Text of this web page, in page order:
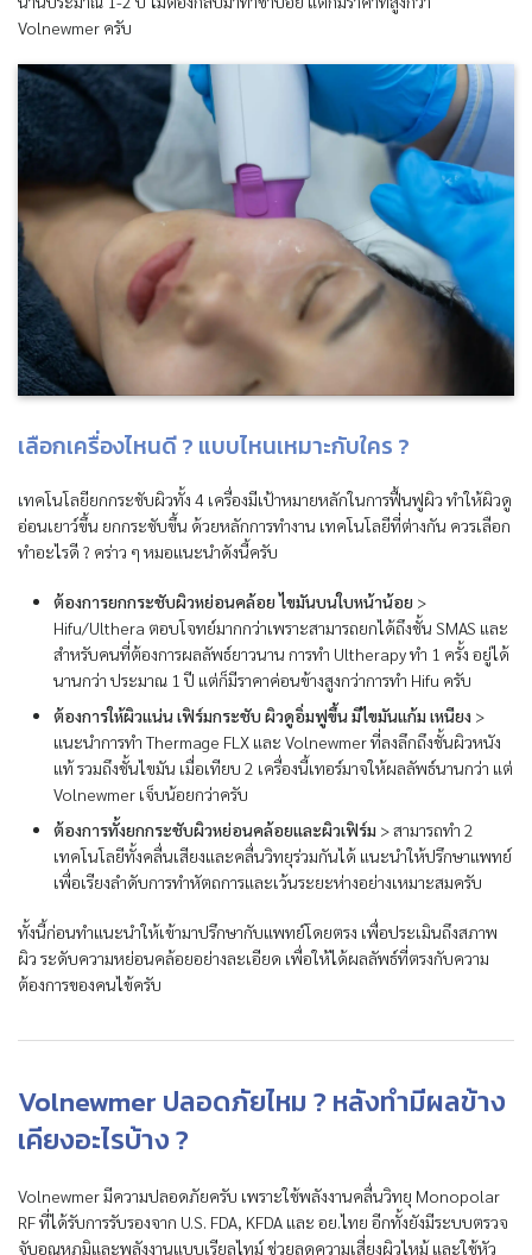
Volnewmer ครับ
เลือกเครื่องไหนดี ? แบบไหนเหมาะกับใคร ?
เทคโนโลยียกกระชับผิวทั้ง 4 เครื่องมีเป้าหมายหลักในการฟื้นฟูผิว ทำให้ผิวดู
อ่อนเยาว์ขึ้น ยกกระชับขึ้น ด้วยหลักการทำงาน เทคโนโลยีที่ต่างกัน ควรเลือก
ทำอะไรดี ? คร่าว ๆ หมอแนะนำดังนี้ครับ
ต้องการยกกระชับผิวหย่อนคล้อย ไขมันบนใบหน้าน้อย >
Hifu/Ulthera ตอบโจทย์มากกว่าเพราะสามารถยกได้ถึงชั้น SMAS และ
สำหรับคนที่ต้องการผลลัพธ์ยาวนาน การทำ Ultherapy ทำ 1 ครั้ง อยู่ได้
นานกว่า ประมาณ 1 ปี แต่ก็มีราคาค่อนข้างสูงกว่าการทำ Hifu ครับ
ต้องการให้ผิวแน่น เฟิร์มกระชับ ผิวดูอิ่มฟูขึ้น มีไขมันแก้ม เหนียง >
แนะนำการทำ Thermage FLX และ Volnewmer ที่ลงลึกถึงชั้นผิวหนัง
แท้ รวมถึงชั้นไขมัน เมื่อเทียบ 2 เครื่องนี้เทอร์มาจให้ผลลัพธ์นานกว่า แต่
Volnewmer เจ็บน้อยกว่าครับ
ต้องการทั้งยกกระชับผิวหย่อนคล้อยและผิวเฟิร์ม > สามารถทำ 2
เทคโนโลยีทั้งคลื่นเสียงและคลื่นวิทยุร่วมกันได้ แนะนำให้ปรึกษาแพทย์
เพื่อเรียงลำดับการทำหัตถการและเว้นระยะห่างอย่างเหมาะสมครับ
ทั้งนี้ก่อนทำแนะนำให้เข้ามาปรึกษากับแพทย์โดยตรง เพื่อประเมินถึงสภาพ
ผิว ระดับความหย่อนคล้อยอย่างละเอียด เพื่อให้ได้ผลลัพธ์ที่ตรงกับความ
ต้องการของคนไข้ครับ
Volnewmer ปลอดภัยไหม ? หลังทำมีผลข้าง
เคียงอะไรบ้าง ?
Volnewmer มีความปลอดภัยครับ เพราะใช้พลังงานคลื่นวิทยุ Monopolar
RF ที่ได้รับการรับรองจาก U.S. FDA, KFDA และ อย.ไทย อีกทั้งยังมีระบบตรวจ
จับอุณหภูมิและพลังงานแบบเรียลไทม์ ช่วยลดความเสี่ยงผิวไหม้ และใช้หัว